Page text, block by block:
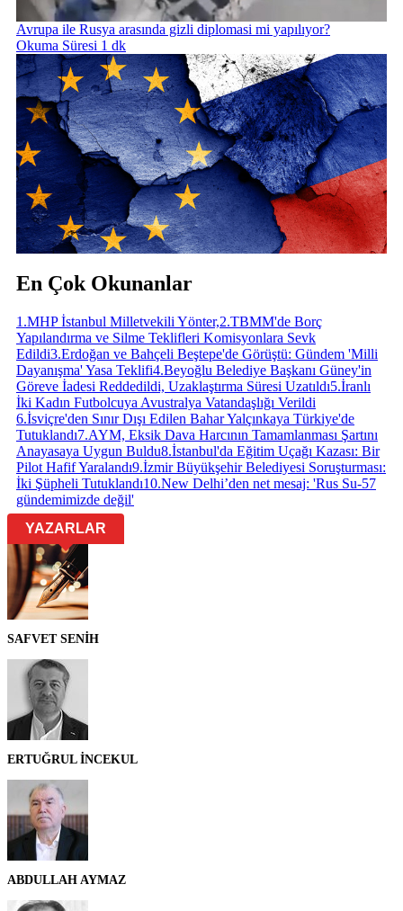
Avrupa ile Rusya arasında gizli diplomasi mi yapılıyor?
Okuma Süresi 1 dk
En Çok Okunanlar
1 .MHP İstanbul Milletvekili Yönter,2.TBMM'de Borç
Yapılandırma ve Silme Teklifleri Komisyonlara Sevk
Edildi3.Erdoğan ve Bahçeli Beştepe'de Görüştü: Gündem 'Milli
Dayanışma' Yasa Teklifi4.Beyoğlu Belediye Başkanı Güney'in
Göreve İadesi Reddedildi, Uzaklaştırma Süresi Uzatıldı5.İranlı
İki Kadın Futbolcuya Avustralya Vatandaşlığı Verildi
6.İsviçre'den Sınır Dışı Edilen Bahar Yalçınkaya Türkiye'de
Tutuklandı7.AYM, Eksik Dava Harcının Tamamlanması Şartını
Anayasaya Uygun Buldu8.İstanbul'da Eğitim Uçağı Kazası: Bir
Pilot Hafif Yaralandı9.İzmir Büyükşehir Belediyesi Soruşturması:
İki Şüpheli Tutuklandı10.New Delhi’den net mesaj: 'Rus Su-57
gündemimizde değil'
YAZARLAR
SAFVET SENİH
ERTUĞRUL İNCEKUL
ABDULLAH AYMAZ